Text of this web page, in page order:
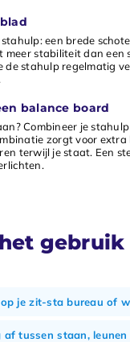
een brede
meer stabiliteit dan een
de stahulp regelmatig
balance board
Combineer je
zorgt voor extra
terwijl je staat. Een
gebruik
je zit-sta bureau of
af tussen staan, leunen